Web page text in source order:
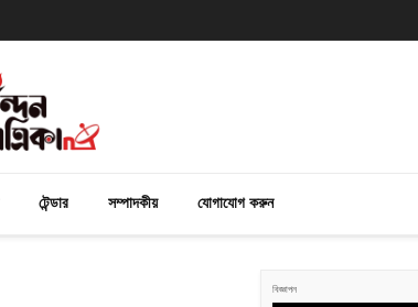
টেন্ডার সম্পাদকীয় যোগাযোগ করুন
বিজ্ঞাপন